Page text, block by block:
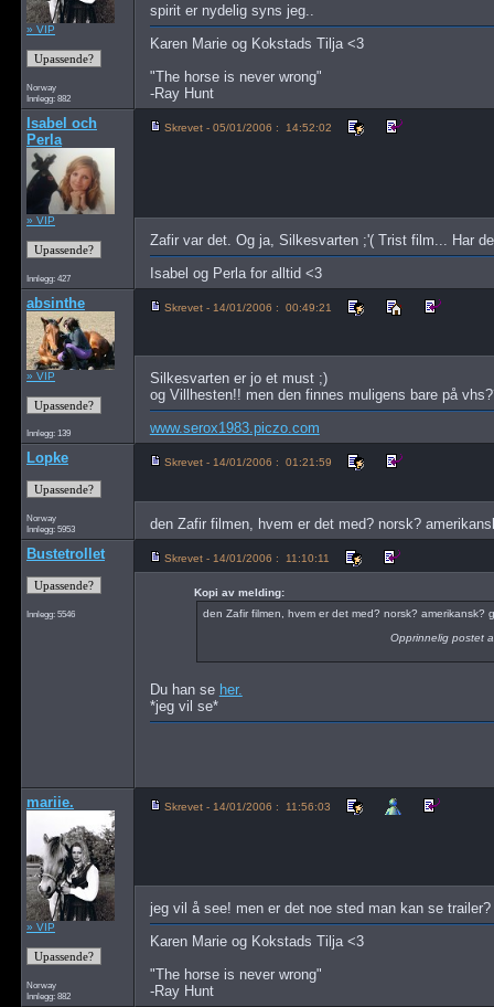
» VIP
Norway
Innlegg: 882
spirit er nydelig syns jeg..
Karen Marie og Kokstads Tilja <3
"The horse is never wrong"
-Ray Hunt
Isabel och
Perla
» VIP
Innlegg: 427
Skrevet - 05/01/2006 : 14:52:02
Zafir var det. Og ja, Silkesvarten ;'( Trist film... Har
Isabel og Perla for alltid <3
absinthe
» VIP
Innlegg: 139
Skrevet - 14/01/2006 : 00:49:21
Silkesvarten er jo et must ;)
og Villhesten!! men den finnes muligens bare på
www.serox1983.piczo.com
Lopke
Norway
Innlegg: 5953
Skrevet - 14/01/2006 : 01:21:59
den Zafir filmen, hvem er det med? norsk?
Bustetrollet
Innlegg: 5546
Skrevet - 14/01/2006 : 11:10:11
Kopi av melding:
den Zafir filmen, hvem er det med? norsk? amerikansk?
Opprinnelig postet
Du han se her.
*jeg vil se*
mariie.
» VIP
Norway
Innlegg: 882
Skrevet - 14/01/2006 : 11:56:03
jeg vil å see! men er det noe sted man kan se trailer?
Karen Marie og Kokstads Tilja <3
"The horse is never wrong"
-Ray Hunt